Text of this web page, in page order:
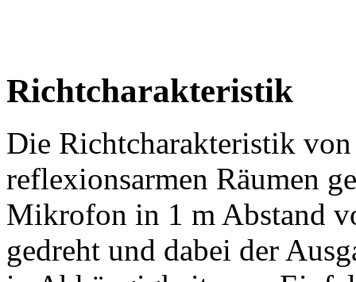
Richtcharakteristik
Die Richtcharakteristik
reflexionsarmen Räumen
Mikrofon in 1 m Abstand
gedreht und dabei der